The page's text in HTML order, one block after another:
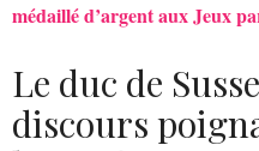
médaillé d’argent aux Jeux
Le duc de
discours